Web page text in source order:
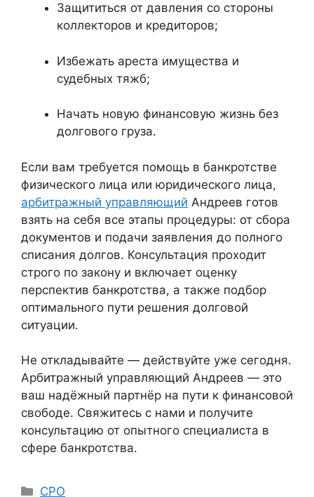
Защититься от давления со стороны
коллекторов и кредиторов;
Избежать ареста имущества и
судебных тяжб;
Начать новую финансовую жизнь без
долгового груза.
Если вам требуется помощь в банкротстве
физического лица или юридического лица,
арбитражный управляющий Андреев готов
взять на себя все этапы процедуры: от сбора
документов и подачи заявления до полного
списания долгов. Консультация проходит
строго по закону и включает оценку
перспектив банкротства, а также подбор
оптимального пути решения долговой
ситуации.
Не откладывайте — действуйте уже сегодня.
Арбитражный управляющий Андреев — это
ваш надёжный партнёр на пути к финансовой
свободе. Свяжитесь с нами и получите
консультацию от опытного специалиста в
сфере банкротства.
Рубрики
СРО